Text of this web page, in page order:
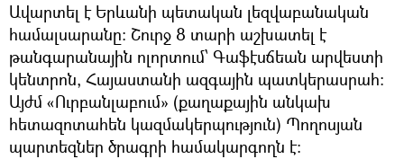
Ավարտել է Երևանի պետական լեզվաբանական
համալսարանը: Շուրջ 8 տարի աշխատել է
թանգարանային ոլորտում՝ Գաֆէսճեան արվեստի
կենտրոն, Հայաստանի ազգային պատկերասրահ:
Այժմ «Ուրբանլաբում» (քաղաքային անկախ
հետազոտահեն կազմակերպություն) Պողոսյան
պարտեզներ ծրագրի համակարգողն է: